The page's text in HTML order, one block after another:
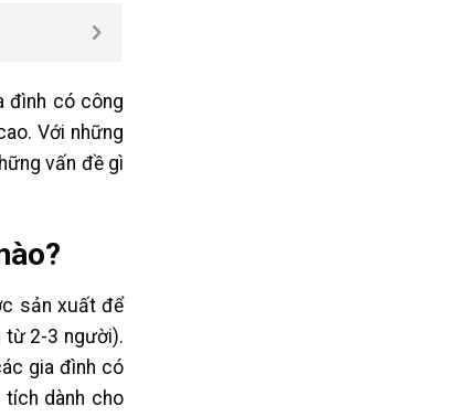
đình có công
Với những
vấn đề gì
sản xuất để
từ 2-3 người).
gia đình có
tích dành cho